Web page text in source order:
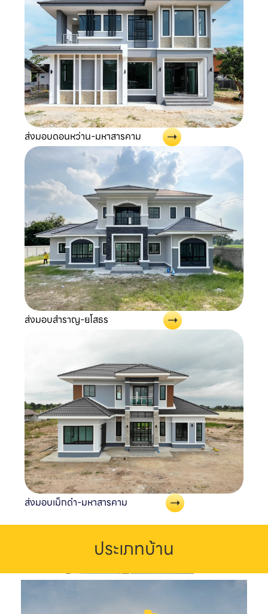
ส่งมอบดอนหว่าน-มหาสารคาม
ส่งมอบสำราญ-ยโสธร
ส่งมอบเม็กดำ-มหาสารคาม
ประเภทบ้าน